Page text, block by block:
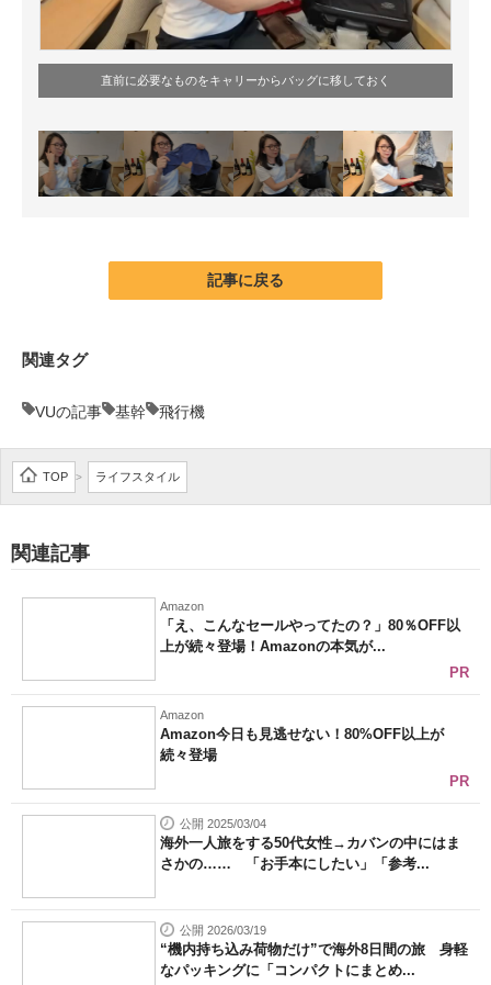
直前に必要なものをキャリーからバッグに移しておく
記事に戻る
関連タグ
VUの記事 基幹 飛行機
TOP > ライフスタイル
関連記事
Amazon
「え、こんなセールやってたの？」80％OFF以
上が続々登場！Amazonの本気が...
PR
Amazon
Amazon今日も見逃せない！80%OFF以上が
続々登場
PR
公開 2025/03/04
海外一人旅をする50代女性→カバンの中にはま
さかの…… 「お手本にしたい」「参考...
公開 2026/03/19
“機内持ち込み荷物だけ”で海外8日間の旅 身軽
なパッキングに「コンパクトにまとめ...